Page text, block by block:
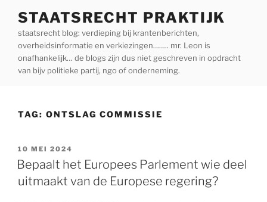
inhoud
STAATSRECHT PRAKTIJK
staatsrecht blog: verdieping bij krantenberichten,
overheidsinformatie en verkiezingen…….. mr. Leon is
onafhankelijk… de blogs zijn dus niet geschreven in opdracht
van bijv politieke partij, ngo of onderneming.
TAG: ONTSLAG COMMISSIE
GEPLAATST
OP
10 MEI 2024
Bepaalt het Europees Parlement wie deel
uitmaakt van de Europese regering?